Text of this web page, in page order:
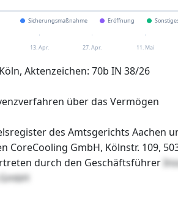
Sicherungsmaßnahme Eröffnung
13. Apr. 27. Apr. 11. Mai
Aktenzeichen: 70b IN 38/26
über das Vermögen
des Amtsgerichts Aachen
CoreCooling GmbH, Kölnstr. 109,
durch den Geschäftsführer